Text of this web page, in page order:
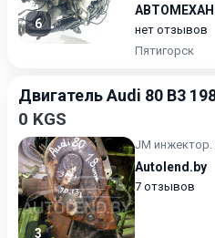
6
нет отзывов
Пятигорск
Двигатель Audi 80 B3
0 KGS
3
JM
Autolend.by
7 отзывов